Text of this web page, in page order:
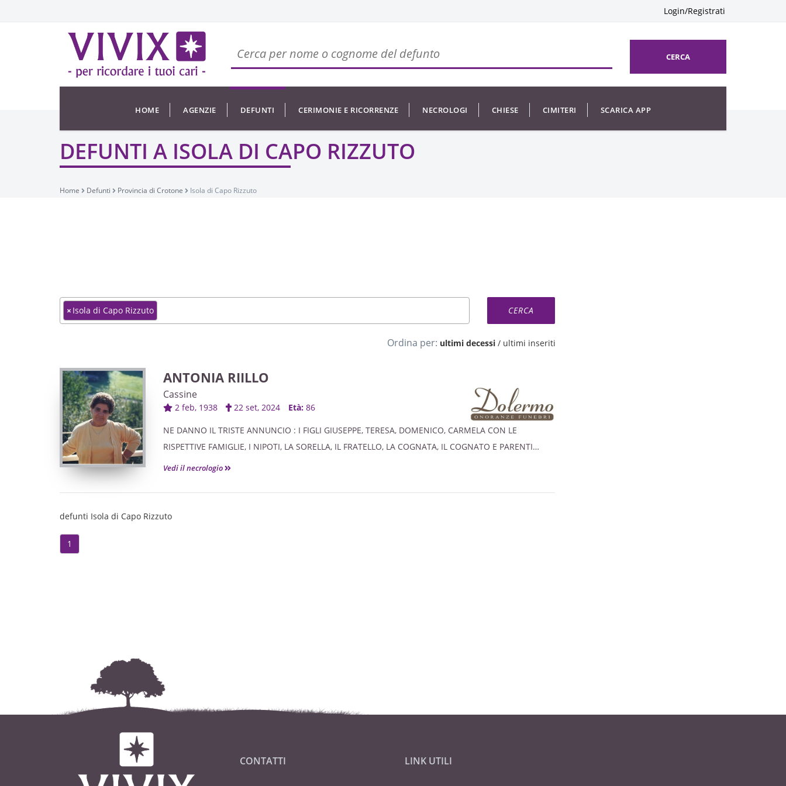
Login/Registrati
CERCA
HOME AGENZIE DEFUNTI CERIMONIE E RICORRENZE NECROLOGI CHIESE CIMITERI SCARICA APP
DEFUNTI A ISOLA DI CAPO RIZZUTO
Home Defunti Provincia di Crotone Isola di Capo Rizzuto
× Isola di Capo Rizzuto
Ordina per: ultimi decessi/ ultimi inseriti
ANTONIA RIILLO
Cassine
2 feb, 1938 22 set, 2024 Età: 86
NE DANNO IL TRISTE ANNUNCIO : I FIGLI GIUSEPPE, TERESA, DOMENICO, CARMELA CON LE
RISPETTIVE FAMIGLIE, I NIPOTI, LA SORELLA, IL FRATELLO, LA COGNATA, IL COGNATO E PARENTI
TUTTI.
Vedi il necrologio
defunti Isola di Capo Rizzuto
1
CONTATTI LINK UTILI